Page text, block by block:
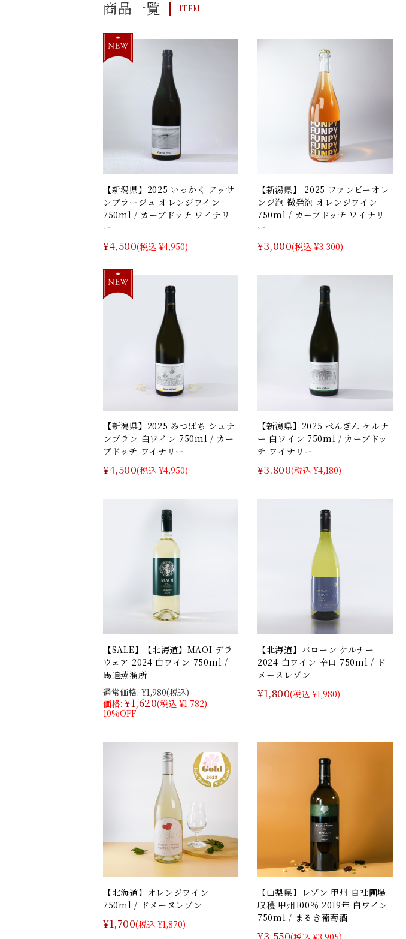
商品一覧 ITEM
【新潟県】2025 いっかく アッサ
ンブラージュ オレンジワイン
750ml / カーブドッチ ワイナリ
ー
¥4,500(税込 ¥4,950)
【新潟県】 2025 ファンピーオレ
ンジ泡 微発泡 オレンジワイン
750ml / カーブドッチ ワイナリ
ー
¥3,000(税込 ¥3,300)
【新潟県】2025 みつばち シュナ
ンブラン 白ワイン 750ml / カー
ブドッチ ワイナリー
¥4,500(税込 ¥4,950)
【新潟県】2025 ぺんぎん ケルナ
ー 白ワイン 750ml / カーブドッ
チ ワイナリー
¥3,800(税込 ¥4,180)
【SALE】【北海道】MAOI デラ
ウェア 2024 白ワイン 750ml /
馬追蒸溜所
通常価格: ¥1,980(税込)
価格: ¥1,620(税込 ¥1,782)
10%OFF
【北海道】バローン ケルナー
2024 白ワイン 辛口 750ml / ド
メーヌレゾン
¥1,800(税込 ¥1,980)
【北海道】オレンジワイン
750ml / ドメーヌレゾン
¥1,700(税込 ¥1,870)
【山梨県】レゾン 甲州 自社圃場
収穫 甲州100％ 2019年 白ワイン
750ml / まるき葡萄酒
¥3,550